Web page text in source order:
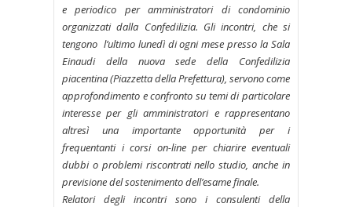
e periodico per amministratori di condominio
organizzati dalla Confedilizia. Gli incontri, che si
tengono l’ultimo lunedì di ogni mese presso la Sala
Einaudi della nuova sede della Confedilizia
piacentina (Piazzetta della Prefettura), servono come
approfondimento e confronto su temi di particolare
interesse per gli amministratori e rappresentano
altresì una importante opportunità per i
frequentanti i corsi on-line per chiarire eventuali
dubbi o problemi riscontrati nello studio, anche in
previsione del sostenimento dell’esame finale.
Relatori degli incontri sono i consulenti della